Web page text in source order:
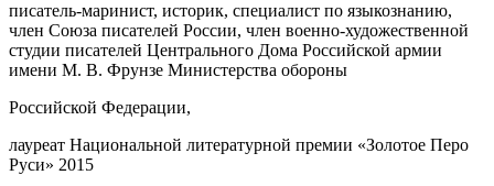
писатель-маринист, историк, специалист по языкознанию,
член Союза писателей Роcсии, член военно-художественной
студии писателей Центрального Дома Российской армии
имени М. В. Фрунзе Министерства обороны
Российской Федерации,
лауреат Национальной литературной премии «Золотое Перо
Руси» 2015